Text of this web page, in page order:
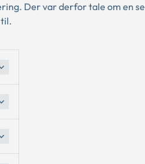
Der var derfor tale om en